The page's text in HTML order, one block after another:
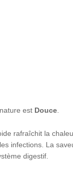
est Douce.
rafraîchit la
infections. La
digestif.